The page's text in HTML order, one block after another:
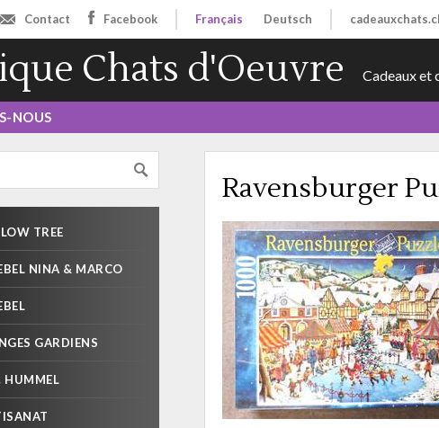
Contact Facebook Français Deutsch
Chats d'Oeuvre Cadeaux et
NOUS
TREE
NINA & MARCO
GARDIENS
HUMMEL
Ravensburger